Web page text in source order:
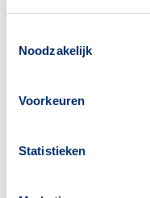
Noodzakelijk
Voorkeuren
Statistieken
in de financiering
Om een
betaal je
deze premie
Jouw